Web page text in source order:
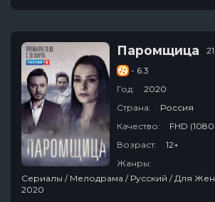
Паромщица
- 6.3
Год:
2020
Страна:
Россия
Качество:
FHD
Возраст:
12+
Жанры:
Сериалы / Мелодрама / Русский / Для
2020